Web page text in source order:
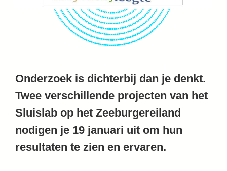
Onderzoek is dichterbij dan je denkt.
Twee verschillende projecten van het
Sluislab op het Zeeburgereiland
nodigen je 19 januari uit om hun
resultaten te zien en ervaren.